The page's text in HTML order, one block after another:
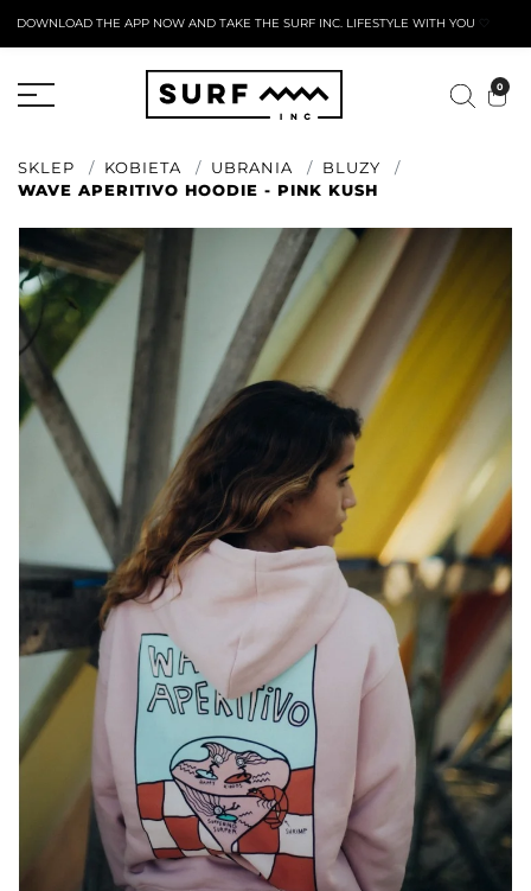
DOWNLOAD THE APP NOW AND TAKE THE SURF INC. LIFESTYLE WITH YOU 🤍
0
SKLEP KOBIETA UBRANIA
BLUZY
WAVE APERITIVO HOODIE - PINK KUSH
AKTYWNY FORMULARZ ZWROTU